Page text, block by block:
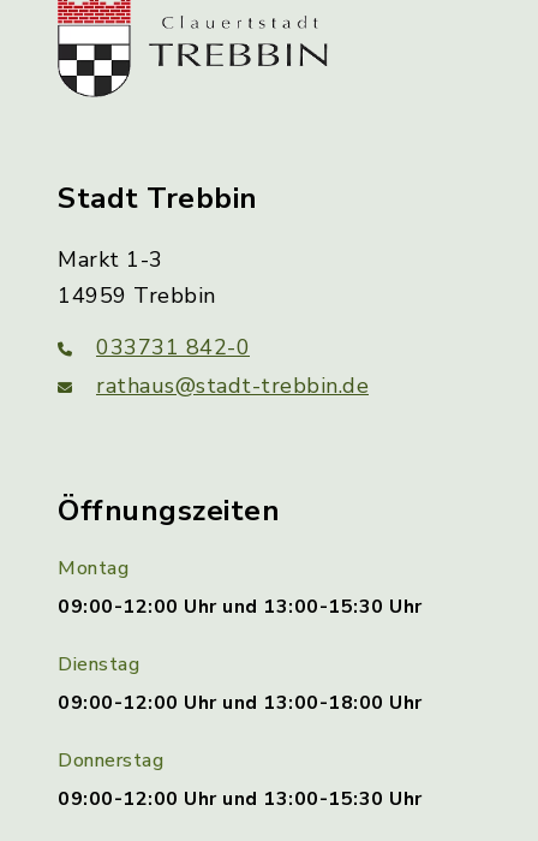
Stadt Trebbin
Markt 1-3
14959 Trebbin
033731 842-0
rathaus@stadt-trebbin.de
Öffnungszeiten
Montag
09:00-12:00 Uhr und 13:00-15:30 Uhr
Dienstag
09:00-12:00 Uhr und 13:00-18:00 Uhr
Donnerstag
09:00-12:00 Uhr und 13:00-15:30 Uhr